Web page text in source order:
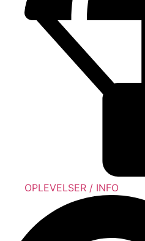
OPLEVELSER / INFO